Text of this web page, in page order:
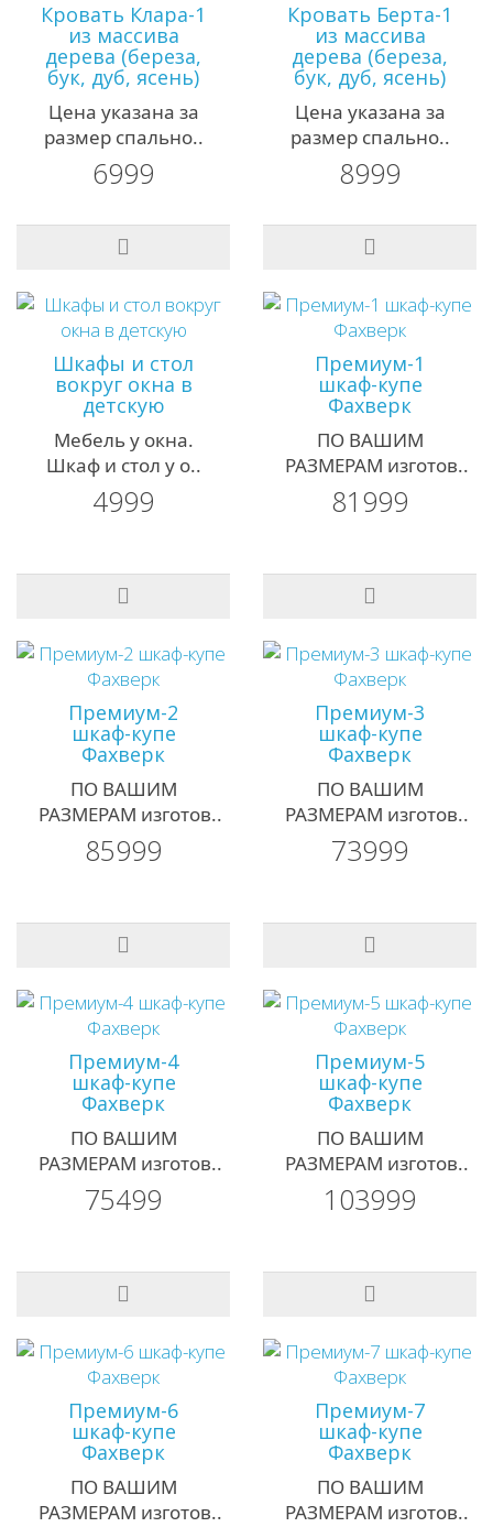
Кровать Клара-1
из массива
дерева (береза,
бук, дуб, ясень)
Цена указана за
размер спально..
6999
Кровать Берта-1
из массива
дерева (береза,
бук, дуб, ясень)
Цена указана за
размер спально..
8999
Шкафы и стол
вокруг окна в
детскую
Мебель у окна.
Шкаф и стол у о..
4999
Премиум-1
шкаф-купе
Фахверк
ПО ВАШИМ
РАЗМЕРАМ изготов..
81999
Премиум-2
шкаф-купе
Фахверк
ПО ВАШИМ
РАЗМЕРАМ изготов..
85999
Премиум-3
шкаф-купе
Фахверк
ПО ВАШИМ
РАЗМЕРАМ изготов..
73999
Премиум-4
шкаф-купе
Фахверк
ПО ВАШИМ
РАЗМЕРАМ изготов..
75499
Премиум-5
шкаф-купе
Фахверк
ПО ВАШИМ
РАЗМЕРАМ изготов..
103999
Премиум-6
шкаф-купе
Фахверк
ПО ВАШИМ
РАЗМЕРАМ изготов..
Премиум-7
шкаф-купе
Фахверк
ПО ВАШИМ
РАЗМЕРАМ изготов..